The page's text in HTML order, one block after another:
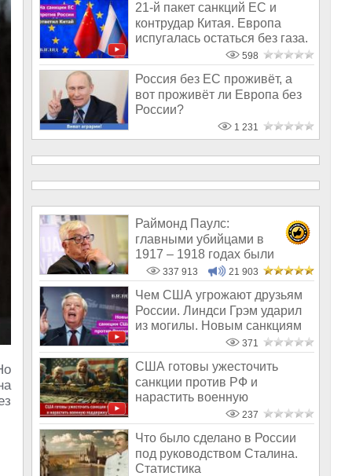
21-й пакет санкций ЕС и
контрудар Китая. Европа
испугалась остаться без газа.
598
Россия без ЕС проживёт, а
вот проживёт ли Европа без
России?
1 231
Раймонд Паулс:
главными убийцами в
1917 – 1918 годах были
латыши и евреи, а не русс
337 913 21 903
Чем США угрожают друзьям
России. Линдси Грэм ударил
из могилы. Новым санкциям
371
США готовы ужесточить
санкции против РФ и
нарастить военную
поддержку Украины237
Что было сделано в России
под руководством Сталина.
Статистика